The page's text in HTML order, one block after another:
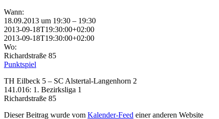
Wann:
18.09.2013 um 19:30 – 19:30
2013-09-18T19:30:00+02:00
2013-09-18T19:30:00+02:00
Wo:
Richardstraße 85
Punktspiel
TH Eilbeck 5 – SC Alstertal-Langenhorn 2
141.016: 1. Bezirksliga 1
Richardstraße 85
Dieser Beitrag wurde vom Kalender-Feed einer anderen Website